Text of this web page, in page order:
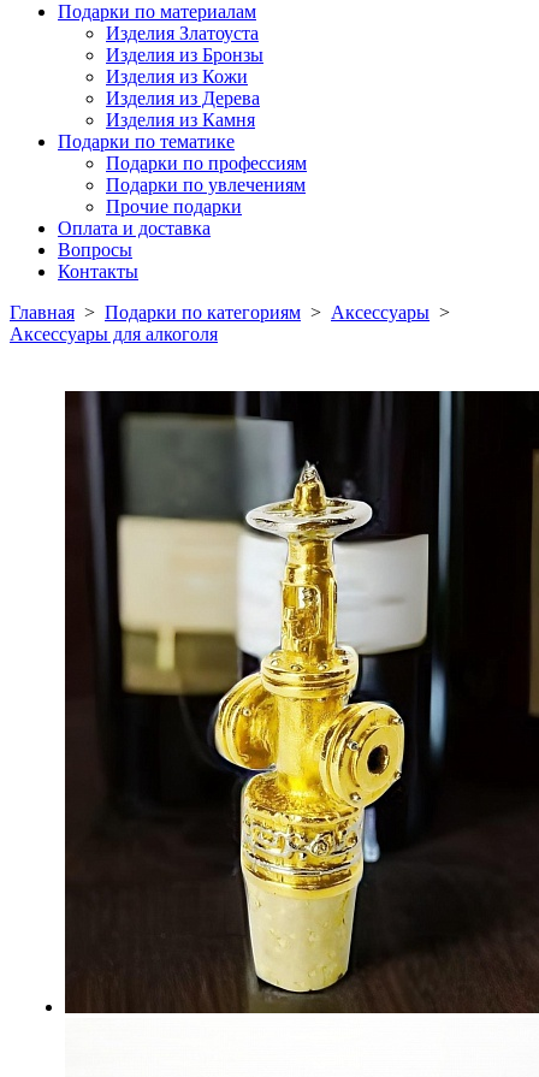
Подарки по материалам
Изделия Златоуста
Изделия из Бронзы
Изделия из Кожи
Изделия из Дерева
Изделия из Камня
Подарки по тематике
Подарки по профессиям
Подарки по увлечениям
Прочие подарки
Оплата и доставка
Вопросы
Контакты
Главная > Подарки по категориям > Аксессуары >
Аксессуары для алкоголя